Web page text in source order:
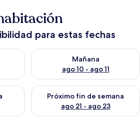
para estas fechas
para hoy ago 9 - ago 10
Mañana
ago 10 - ago 11
Consulta la disponibilidad
para este fin de semana ago 14 -
Próximo fin de semana
ago 21 - ago 23
Consulta la disponibilidad